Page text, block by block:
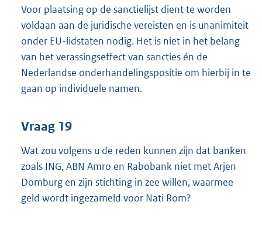
Voor plaatsing op de sanctielijst dient te worden
voldaan aan de juridische vereisten en is unanimiteit
onder EU-lidstaten nodig. Het is niet in het belang
van het verassingseffect van sancties én de
Nederlandse onderhandelingspositie om hierbij in te
gaan op individuele namen.
Vraag 19
Wat zou volgens u de reden kunnen zijn dat banken
zoals ING, ABN Amro en Rabobank niet met Arjen
Domburg en zijn stichting in zee willen, waarmee
geld wordt ingezameld voor Nati Rom?